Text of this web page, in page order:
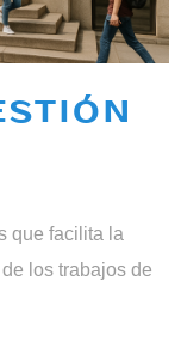
que facilita la
los trabajos de